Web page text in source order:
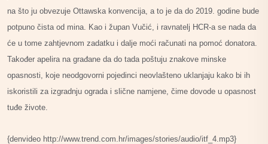
na što ju obvezuje Ottawska konvencija, a to je da do 2019. godine bude
potpuno čista od mina. Kao i župan Vučić, i ravnatelj HCR-a se nada da
će u tome zahtjevnom zadatku i dalje moći računati na pomoć donatora.
Također apelira na građane da do tada poštuju znakove minske
opasnosti, koje neodgovorni pojedinci neovlašteno uklanjaju kako bi ih
iskoristili za izgradnju ograda i slične namjene, čime dovode u opasnost
tuđe živote.
{denvideo http://www.trend.com.hr/images/stories/audio/itf_4.mp3}